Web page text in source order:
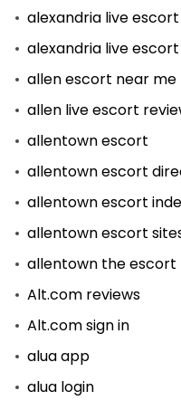
alexandria live escort
alexandria live
allen escort near me
allen live escort
allentown escort
allentown escort
allentown escort
allentown escort
allentown the escort
Alt.com reviews
Alt.com sign in
alua app
alua login